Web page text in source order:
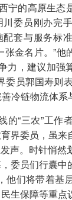
宁的高原生态
委员刚办完
套与服务标
金名片。”
力，建议加强
员郭国寿则
冷链物流体系
“三农”工作
界委员，虽
。时针悄然
委员们行囊
们将带着基
生保障等重